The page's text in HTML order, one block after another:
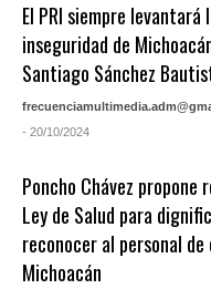
El PRI siempre levantará
inseguridad de
Santiago Sánchez
- 20/10/2024
Poncho Chávez propone
Ley de Salud para
reconocer al personal
Michoacán